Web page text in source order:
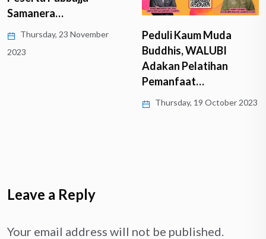
Samanera…
Thursday, 23 November
2023
Peduli Kaum Muda
Buddhis, WALUBI
Adakan Pelatihan
Pemanfaat…
Thursday, 19 October 2023
Leave a Reply
Your email address will not be published.